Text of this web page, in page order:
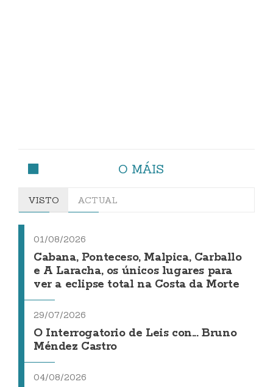
O MÁIS
VISTO ACTUAL
01/08/2026
Cabana, Ponteceso, Malpica, Carballo
e A Laracha, os únicos lugares para
ver a eclipse total na Costa da Morte
29/07/2026
O Interrogatorio de Leis con... Bruno
Méndez Castro
04/08/2026